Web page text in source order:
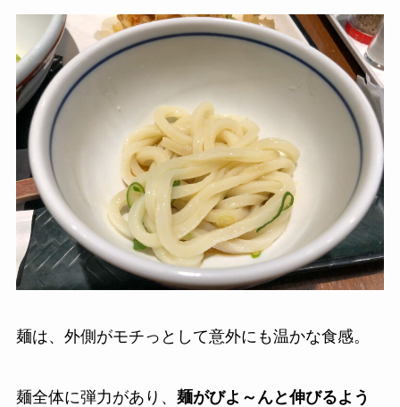
麺は、外側がモチっとして意外にも温かな食感。
麺全体に弾力があり、 麺がびよ～んと伸びるよう